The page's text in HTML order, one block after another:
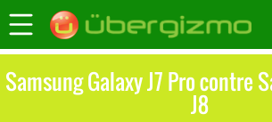
Samsung Galaxy J7 Pro contre
J8